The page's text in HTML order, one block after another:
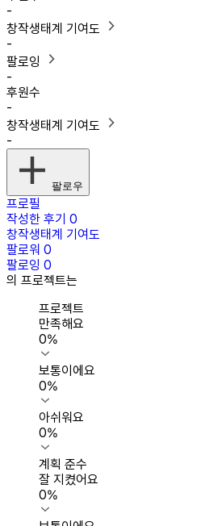
-
창작생태계 기여도
-
팔로잉
-
후원수
-
창작생태계 기여도
-
팔로우
프로필
작성한 후기 0
창작생태계 기여도
팔로워 0
팔로잉 0
의 프로젝트는
프로젝트
만족해요
0%
보통이에요
0%
아쉬워요
0%
계획 준수
잘 지켰어요
0%